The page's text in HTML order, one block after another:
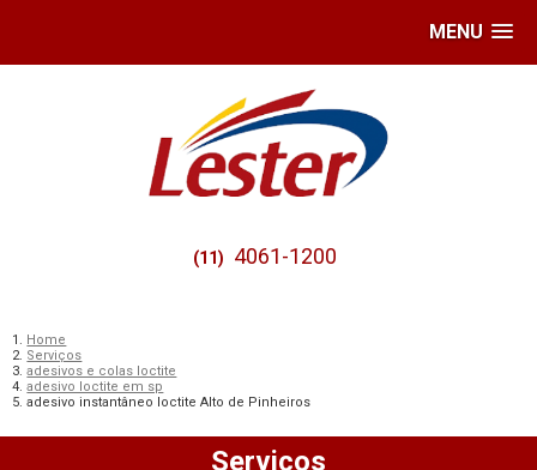
MENU
(11) 4061-1200
Home
Serviços
adesivos e colas loctite
adesivo loctite em sp
adesivo instantâneo loctite Alto de Pinheiros
Serviços